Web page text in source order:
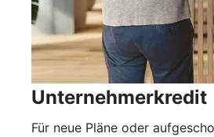
Unternehmerkredit
Für neue Pläne oder